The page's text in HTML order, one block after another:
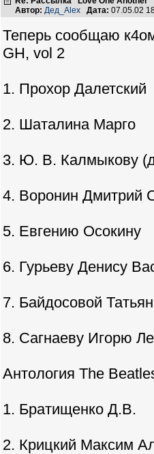
Автор: Дед_Alex Дата: 07.05.02
Теперь сообщаю
GH, vol 2
1. Прохор Далетский
2. Шаталина Марго
3. Ю. В. Калмыкову
4. Воронин Дмитрий
5. Евгению Осокину
6. Гурьеву Денису
7. Байдосовой
8. Сагнаеву Игорю
Антология The
1. Братищенко Д.В.
2. Крицкий Максим